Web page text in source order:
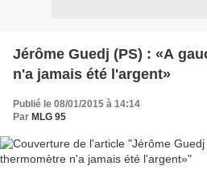
Jérôme Guedj (PS) : «A
n'a jamais été l'argent»
Publié le 08/01/2015 à 14:14
Par MLG 95